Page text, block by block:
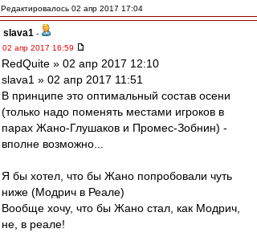
Редактировалось 02 апр 2017 17:04
slava1 -
02 апр 2017 16:59
RedQuite » 02 апр 2017 12:10
slava1 » 02 апр 2017 11:51
В принципе это оптимальный состав осени
(только надо поменять местами игроков в
парах Жано-Глушаков и Промес-Зобнин) -
вполне возможно...
Я бы хотел, что бы Жано попробовали чуть
ниже (Модрич в Реале)
Вообще хочу, что бы Жано стал, как Модрич,
не, в реале!